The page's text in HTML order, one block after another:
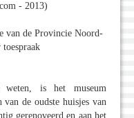
- 2013)
van de Provincie Noord-
is het museum
van de oudste huisjes van
gerenoveerd en aan het